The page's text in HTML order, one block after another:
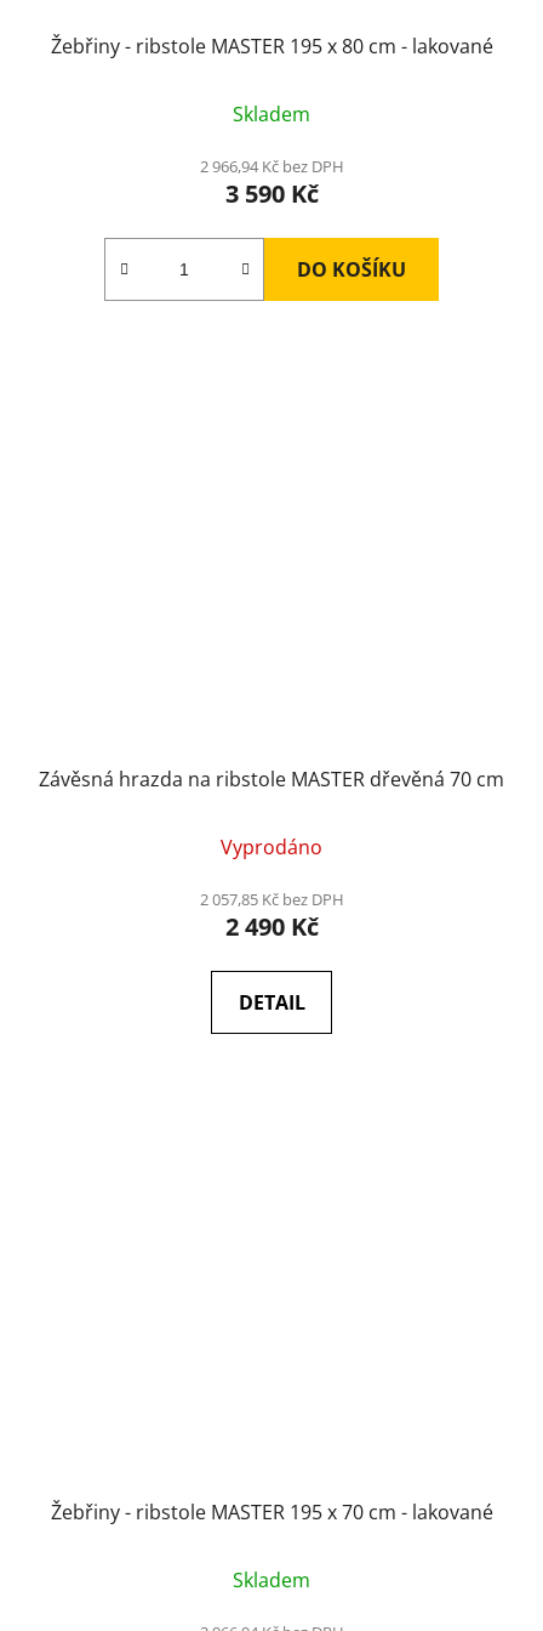
Žebřiny - ribstole MASTER 195 x 80 cm - lakované
Skladem
2 966,94 Kč bez DPH
3 590 Kč
DO KOŠÍKU
Závěsná hrazda na ribstole MASTER dřevěná 70 cm
Vyprodáno
2 057,85 Kč bez DPH
2 490 Kč
DETAIL
Žebřiny - ribstole MASTER 195 x 70 cm - lakované
hodnocení
produktu
Skladem